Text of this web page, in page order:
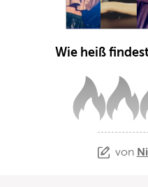
Wie heiß
von